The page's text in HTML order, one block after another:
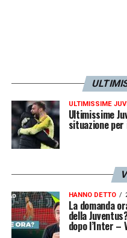
trovano spazio in
grandi club europei.
ULTIMISSIME
Ultimissime
situazione
HANNO DETTO
La domanda
della
dopo l’Inter –